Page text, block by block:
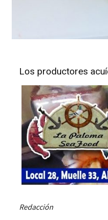
Los productores
Redacción